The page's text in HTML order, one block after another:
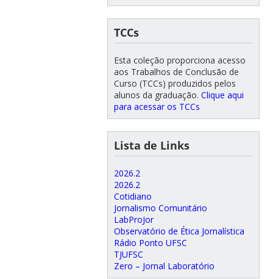
TCCs
Esta coleção proporciona acesso
aos Trabalhos de Conclusão de
Curso (TCCs) produzidos pelos
alunos da graduação. Clique aqui
para acessar os TCCs
Lista de Links
2026.2
2026.2
Cotidiano
Jornalismo Comunitário
LabProJor
Observatório de Ética Jornalística
Rádio Ponto UFSC
TJUFSC
Zero – Jornal Laboratório